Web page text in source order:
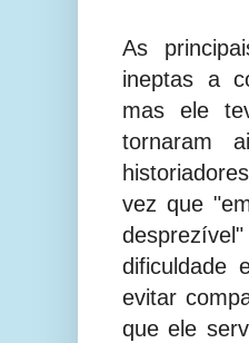
As
ineptas a
mas ele
tornaram
vez que
dificuldade
evitar
que ele